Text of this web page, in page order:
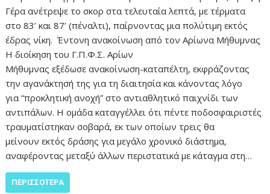
Γέρα ανέτρεψε το σκορ στα τελευταία λεπτά, με τέρματα
στο 83’ και 87’ (πέναλτι), παίρνοντας μια πολύτιμη εκτός
έδρας νίκη. Έντονη ανακοίνωση από τον Αρίωνα Μήθυμνας
Η διοίκηση του Γ.Π.Φ.Σ. Αρίων
Μήθυμνας εξέδωσε ανακοίνωση-καταπέλτη, εκφράζοντας
την αγανάκτησή της για τη διαιτησία και κάνοντας λόγο
για “προκλητική ανοχή” στο αντιαθλητικό παιχνίδι των
αντιπάλων. Η ομάδα καταγγέλλει ότι πέντε ποδοσφαιριστές
τραυματίστηκαν σοβαρά, εκ των οποίων τρεις θα
μείνουν εκτός δράσης για μεγάλο χρονικό διάστημα,
αναφέροντας μεταξύ άλλων περιστατικά με κάταγμα στη…
ΠΕΡΙΣΣΌΤΕΡΑ